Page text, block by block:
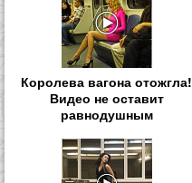
Королева вагона отожгла!
Видео не оставит
равнодушным